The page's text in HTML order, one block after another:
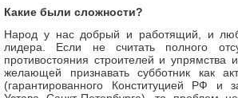
Какие были сложности?
Народ у нас добрый и работящий, и
лидера. Если не считать полного
противостояния строителей и упрямства
желающей признавать субботник как
(гарантированного Конституцией РФ и